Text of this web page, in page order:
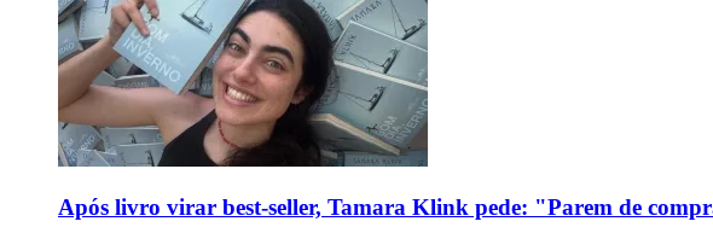
Após livro virar best-seller, Tamara Klink pede: "Parem de